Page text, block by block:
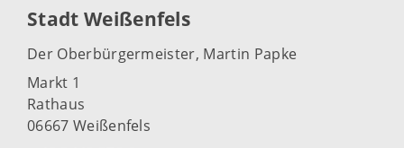
Stadt Weißenfels
Der Oberbürgermeister, Martin Papke
Markt 1
Rathaus
06667 Weißenfels